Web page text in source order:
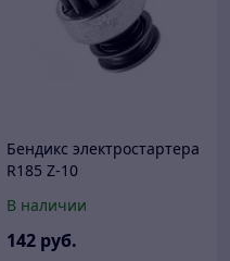
Бендикс электростартера
R185 Z-10
В наличии
142 руб.